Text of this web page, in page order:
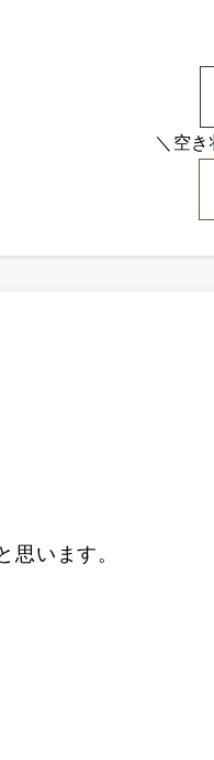
＼空
います。